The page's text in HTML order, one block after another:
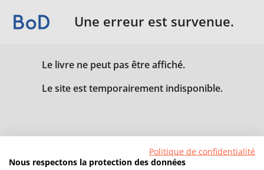
Une erreur est survenue.
Le livre ne peut pas être affiché.
Le site est temporairement indisponible.
Politique de confidentialité
Nous respectons la protection des données